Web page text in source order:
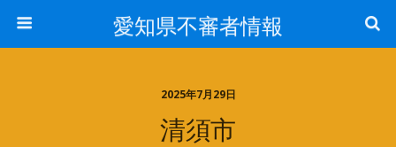
愛知県不審者情報
2025年7月29日
清須市